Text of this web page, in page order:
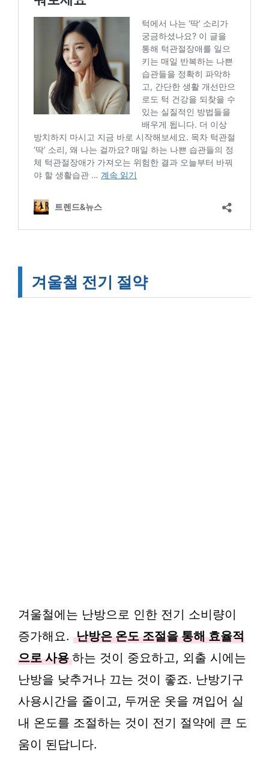
겨울철 전기 절약
겨울철에는 난방으로 인한 전기 소비량이
증가해요. 난방은 온도 조절을 통해 효율적
으로 사용 하는 것이 중요하고, 외출 시에는
난방을 낮추거나 끄는 것이 좋죠. 난방기구
사용시간을 줄이고, 두꺼운 옷을 껴입어 실
내 온도를 조절하는 것이 전기 절약에 큰 도
움이 된답니다.